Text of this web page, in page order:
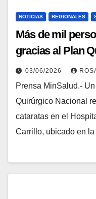
NOTICIAS REGIONALES
Más de mil
gracias al Plan
Trujillo
03/06/2026
Prensa MinSalud.-
Quirúrgico Nacional
cataratas en el
Carrillo, ubicado en